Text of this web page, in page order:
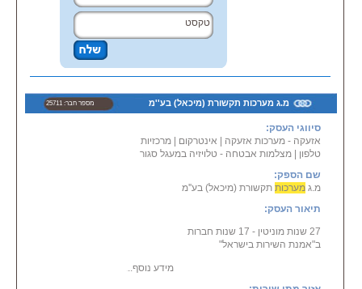
מ.ג מערכות תקשורת (מיכאל) בע''מ מספר חבר: 25711
סיווגי העסק:
אזעקה - מערכות אזעקה
אינטרקום
מרכזיות
טלפון
מצלמות אבטחה - טלויזיה במעגל סגור
שם הספק:
מ.ג מערכותתקשורת (מיכאל) בע''מ
תיאור העסק:
27 שנות מוניטין - 17 שנות חברות
ב"אמנת השירות בישראל"
מידע נוסף...